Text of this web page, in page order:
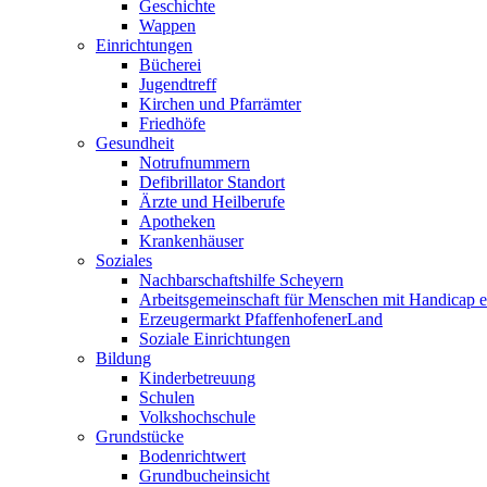
Geschichte
Wappen
Einrichtungen
Bücherei
Jugendtreff
Kirchen und Pfarrämter
Friedhöfe
Gesundheit
Notrufnummern
Defibrillator Standort
Ärzte und Heilberufe
Apotheken
Krankenhäuser
Soziales
Nachbarschaftshilfe Scheyern
Arbeitsgemeinschaft für Menschen mit Handicap
Erzeugermarkt PfaffenhofenerLand
Soziale Einrichtungen
Bildung
Kinderbetreuung
Schulen
Volkshochschule
Grundstücke
Bodenrichtwert
Grundbucheinsicht